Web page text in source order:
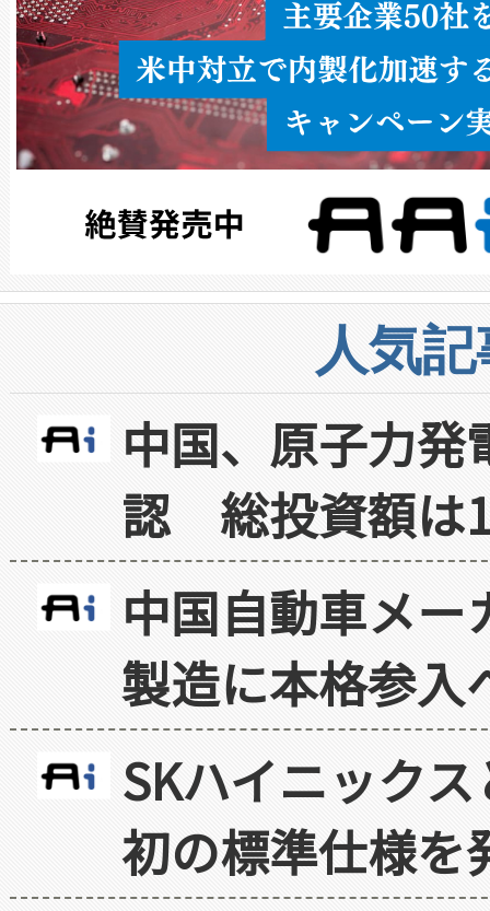
人気
中国、原子力
認 総投資額は
中国自動車メ
製造に本格参入
SKハイニック
初の標準仕様を